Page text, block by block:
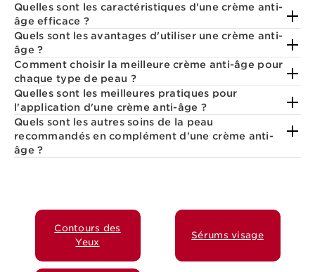
Quelles sont les caractéristiques d'une crème anti-
âge efficace ?
Quels sont les avantages d'utiliser une crème anti-
âge ?
Comment choisir la meilleure crème anti-âge pour
chaque type de peau ?
Quelles sont les meilleures pratiques pour
l'application d'une crème anti-âge ?
Quels sont les autres soins de la peau
recommandés en complément d'une crème anti-
âge ?
Contours des
Yeux
Sérums visage